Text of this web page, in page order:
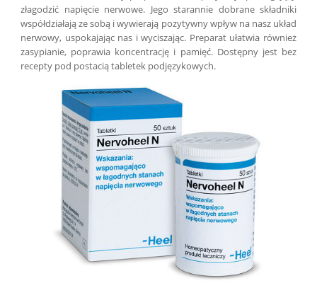
złagodzić napięcie nerwowe. Jego starannie dobrane składniki
współdziałają ze sobą i wywierają pozytywny wpływ na nasz układ
nerwowy, uspokajając nas i wyciszając. Preparat ułatwia również
zasypianie, poprawia koncentrację i pamięć. Dostępny jest bez
recepty pod postacią tabletek podjęzykowych.